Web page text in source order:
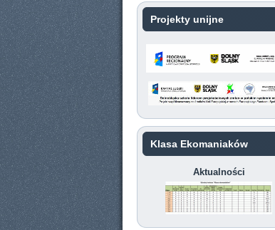
Projekty unijne
Klasa Ekomaniaków
Aktualności